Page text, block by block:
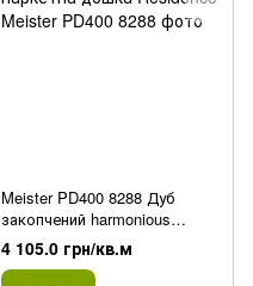
Meister PD400 8288 Дуб
закопчений harmonious
паркетна дошка Residence
4 105.0 грн/кв.м